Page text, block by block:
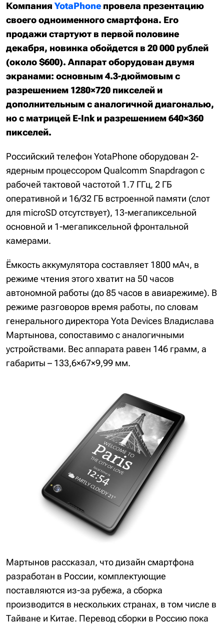
КомпанияYotaPhone провела презентацию
своего одноименного смартфона. Его
продажи стартуют в первой половине
декабря, новинка обойдется в 20 000 рублей
(около $600). Аппарат оборудован двумя
экранами: основным 4.3-дюймовым с
разрешением 1280×720 пикселей и
дополнительным с аналогичной диагональю,
но с матрицей E-Ink и разрешением 640×360
пикселей.
Российский телефон YotaPhone оборудован 2-
ядерным процессором Qualcomm Snapdragon с
рабочей тактовой частотой 1.7 ГГц, 2 ГБ
оперативной и 16/32 ГБ встроенной памяти (слот
для microSD отсутствует), 13-мегапиксельной
основной и 1-мегапиксельной фронтальной
камерами.
Ёмкость аккумулятора составляет 1800 мАч, в
режиме чтения этого хватит на 50 часов
автономной работы (до 85 часов в авиарежиме). В
режиме разговоров время работы, по словам
генерального директора Yota Devices Владислава
Мартынова, сопоставимо с аналогичными
устройствами. Вес аппарата равен 146 грамм, а
габариты – 133,6×67×9,99 мм.
Мартынов рассказал, что дизайн смартфона
разработан в России, комплектующие
поставляются из-за рубежа, а сборка
производится в нескольких странах, в том числе в
Тайване и Китае. Перевод сборки в Россию пока